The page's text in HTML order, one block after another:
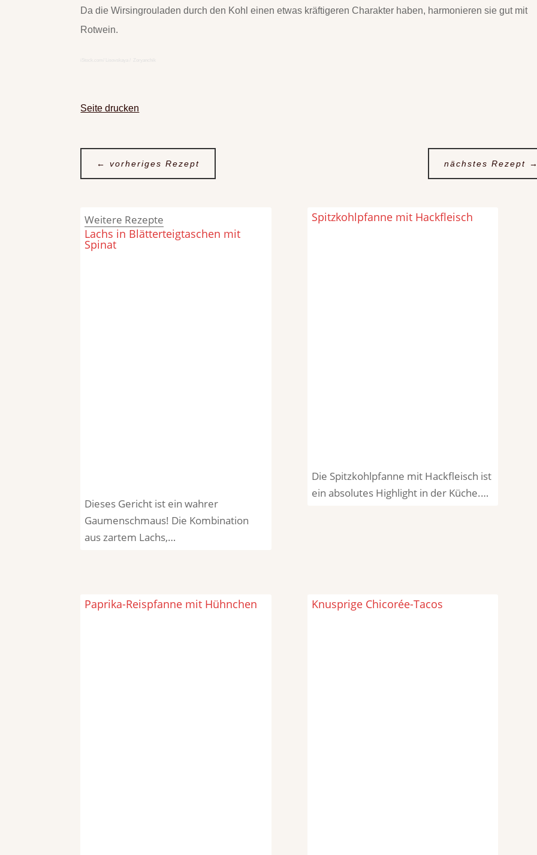
Da die Wirsingrouladen durch den Kohl einen etwas kräftigeren Charakter haben, harmonieren sie gut mit
Rotwein.
Seite drucken
←vorheriges Rezept nächstes Rezept
Weitere Rezepte
Lachs in Blätterteigtaschen mit
Spinat
Dieses Gericht ist ein wahrer
Gaumenschmaus! Die Kombination
aus zartem Lachs,…
Spitzkohlpfanne mit Hackfleisch
Die Spitzkohlpfanne mit Hackfleisch ist
ein absolutes Highlight in der Küche.…
Paprika-Reispfanne mit Hühnchen Knusprige Chicorée-Tacos